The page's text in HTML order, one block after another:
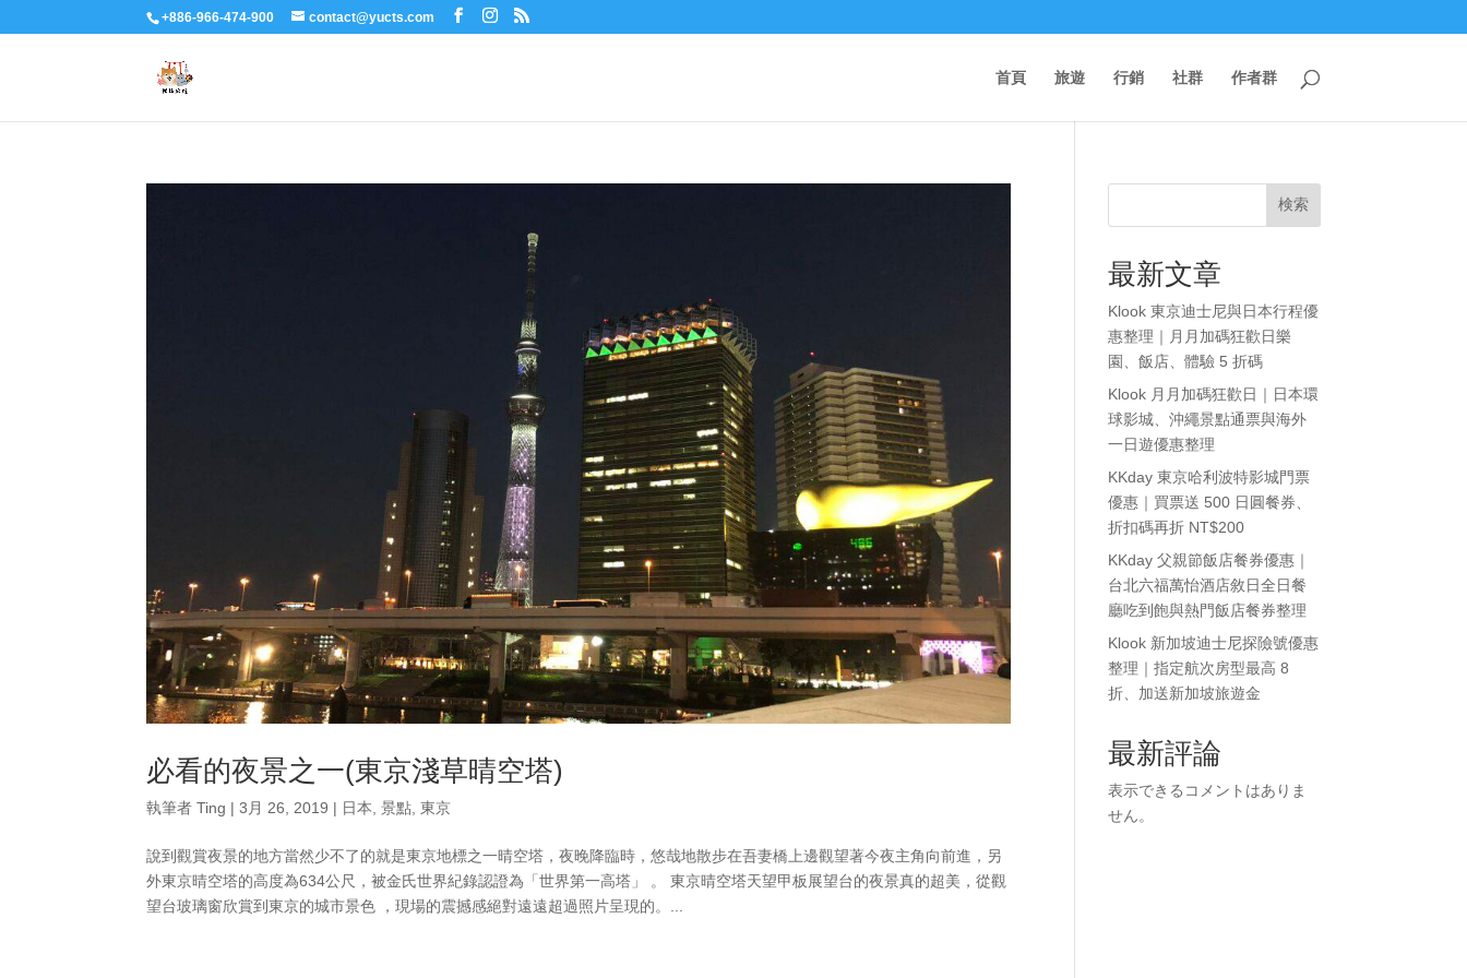
+886-966-474-900 contact@yucts.com
首頁 旅遊 行銷 社群 作者群
必看的夜景之一(東京淺草晴空塔)
執筆者Ting |3月 26, 2019 | 日本 ,景點 ,東京
說到觀賞夜景的地方當然少不了的就是東京地標之一晴空塔，夜晚降臨時，悠哉地散步在吾妻橋上邊觀望著今夜主角向前進，另
外東京晴空塔的高度為634公尺，被金氏世界紀錄認證為「世界第一高塔」 。 東京晴空塔天望甲板展望台的夜景真的超美，從觀
望台玻璃窗欣賞到東京的城市景色 ，現場的震撼感絕對遠遠超過照片呈現的。...
検索
最新文章
Klook 東京迪士尼與日本行程優
惠整理｜月月加碼狂歡日樂
園、飯店、體驗 5 折碼
Klook 月月加碼狂歡日｜日本環
球影城、沖繩景點通票與海外
一日遊優惠整理
KKday 東京哈利波特影城門票
優惠｜買票送 500 日圓餐券、
折扣碼再折 NT$200
KKday 父親節飯店餐券優惠｜
台北六福萬怡酒店敘日全日餐
廳吃到飽與熱門飯店餐券整理
Klook 新加坡迪士尼探險號優惠
整理｜指定航次房型最高 8
折、加送新加坡旅遊金
最新評論
表示できるコメントはありま
せん。